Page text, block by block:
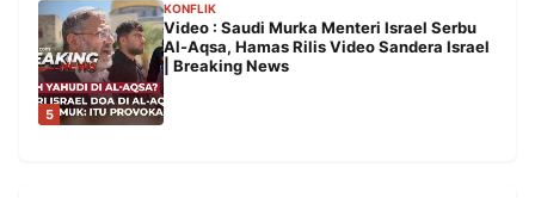
5
KONFLIK
Video : Saudi Murka Menteri Israel Serbu
Al-Aqsa, Hamas Rilis Video Sandera Israel
| Breaking News